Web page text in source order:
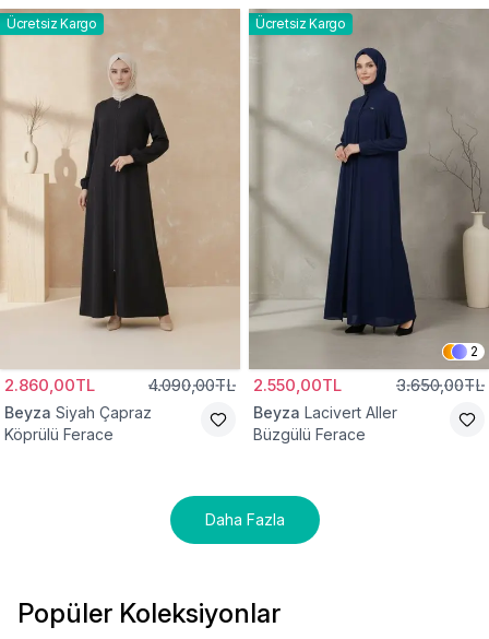
Ücretsiz Kargo
2.860,00TL 4.090,00TL
Beyza Siyah Çapraz
Köprülü Ferace
Ücretsiz Kargo
2
2.550,00TL 3.650,00TL
Beyza Lacivert Aller
Büzgülü Ferace
Daha Fazla
Popüler Koleksiyonlar